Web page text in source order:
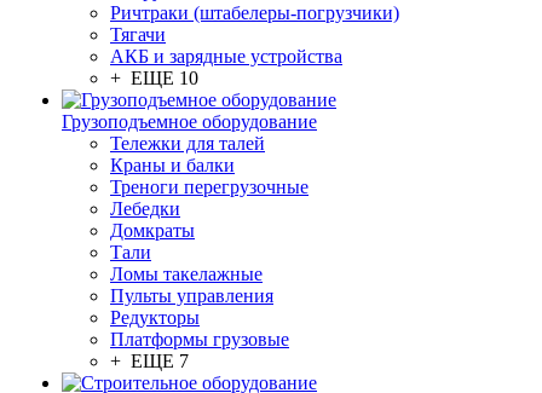
Ричтраки (штабелеры-погрузчики)
Тягачи
АКБ и зарядные устройства
+ ЕЩЕ 10
Грузоподъемное оборудование
Тележки для талей
Краны и балки
Треноги перегрузочные
Лебедки
Домкраты
Тали
Ломы такелажные
Пульты управления
Редукторы
Платформы грузовые
+ ЕЩЕ 7